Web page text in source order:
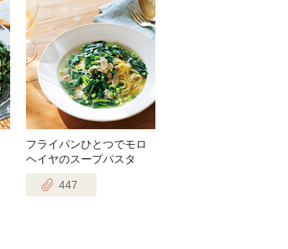
フライパンひとつでモロ
ヘイヤのスープパスタ
447